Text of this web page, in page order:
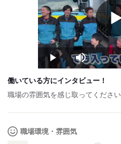
試用期間：なし
Play Mute
働いている方にインタビュー！
職場の雰囲気を感じ取ってくださ
職場環境・雰囲気